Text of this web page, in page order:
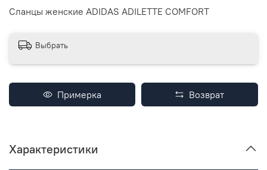
Сланцы женские ADIDAS ADILETTE COMFORT
Выбрать
Примерка Возврат
Характеристики